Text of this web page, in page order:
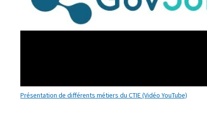
Présentation de différents métiers du CTIE (Vidéo YouTube)